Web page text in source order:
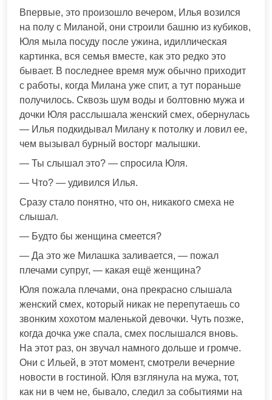
Впервые, это произошло вечером, Илья возился
на полу с Миланой, они строили башню из кубиков,
Юля мыла посуду после ужина, идиллическая
картинка, вся семья вместе, как это редко это
бывает. В последнее время муж обычно приходит
с работы, когда Милана уже спит, а тут пораньше
получилось. Сквозь шум воды и болтовню мужа и
дочки Юля расслышала женский смех, обернулась
— Илья подкидывал Милану к потолку и ловил ее,
чем вызывал бурный восторг малышки.
— Ты слышал это? — спросила Юля.
— Что? — удивился Илья.
Сразу стало понятно, что он, никакого смеха не
слышал.
— Будто бы женщина смеется?
— Да это же Милашка заливается, — пожал
плечами супруг, — какая ещё женщина?
Юля пожала плечами, она прекрасно слышала
женский смех, который никак не перепутаешь со
звонким хохотом маленькой девочки. Чуть позже,
когда дочка уже спала, смех послышался вновь.
На этот раз, он звучал намного дольше и громче.
Они с Ильей, в этот момент, смотрели вечерние
новости в гостиной. Юля взглянула на мужа, тот,
как ни в чем не, бывало, следил за событиями на